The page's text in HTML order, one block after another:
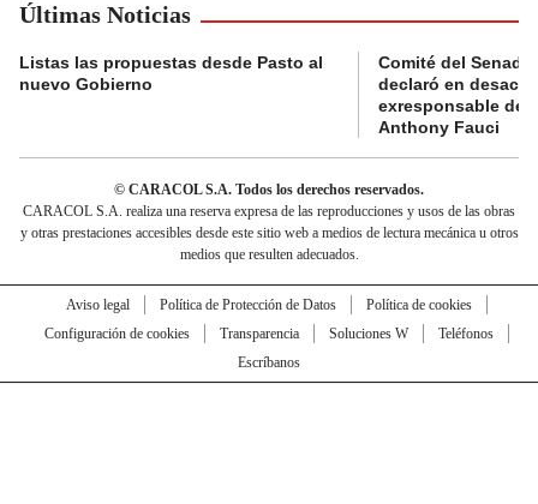
Últimas Noticias
Listas las propuestas desde Pasto al
nuevo Gobierno
Comité del Senado
declaró en
exresponsable de
Anthony Fauci
© CARACOL S.A. Todos los derechos reservados.
CARACOL S.A. realiza una reserva expresa de las reproducciones y usos de las obras
y otras prestaciones accesibles desde este sitio web a medios de lectura mecánica u otros
medios que resulten adecuados.
Aviso legal Política de Protección de Datos
Política de cookies
Configuración de cookies
Transparencia Soluciones W
Teléfonos
Escríbanos